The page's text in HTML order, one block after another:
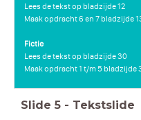
Lees de tekst op bladzijde 12
Maak opdracht 6 en 7 bladzijde
Fictie
Lees de tekst op bladzijde 30
Maak opdracht 1 t/m 5 bladzijde
Slide 5 - Tekstslide